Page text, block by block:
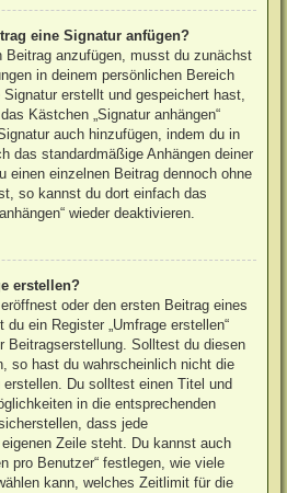
eine Signatur anfügen?
Beitrag anzufügen, musst du zunächst
in deinem persönlichen Bereich
erstellt und gespeichert hast,
Kästchen „Signatur anhängen“
auch hinzufügen, indem du in
das standardmäßige Anhängen deiner
einen einzelnen Beitrag dennoch ohne
so kannst du dort einfach das
wieder deaktivieren.
erstellen?
oder den ersten Beitrag eines
ein Register „Umfrage erstellen“
Beitragserstellung. Solltest du diesen
so hast du wahrscheinlich nicht die
Du solltest einen Titel und
in die entsprechenden
dass jede
Zeile steht. Du kannst auch
pro Benutzer“ festlegen, wie viele
kann, welches Zeitlimit für die